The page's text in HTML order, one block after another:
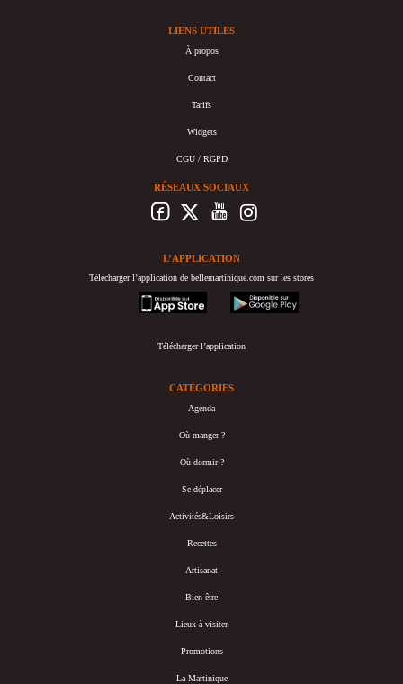
LIENS UTILES
À propos
Contact
Tarifs
Widgets
CGU / RGPD
RÉSEAUX SOCIAUX
L’APPLICATION
Télécharger l’application de bellemartinique.com sur les stores
appstore
googleplay
Télécharger l’application
CATÉGORIES
Agenda
Où manger ?
Où dormir ?
Se déplacer
Activités&Loisirs
Recettes
Artisanat
Bien-être
Lieux à visiter
Promotions
La Martinique